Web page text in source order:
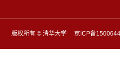
版权所有 © 清华大学 京ICP备